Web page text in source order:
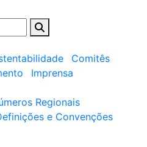
Comitês
Imprensa
Regionais
e Convenções